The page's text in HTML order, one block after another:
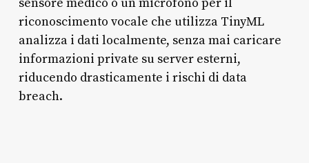
riconoscimento vocale che utilizza TinyML
analizza i dati localmente, senza mai caricare
informazioni private su server esterni,
riducendo drasticamente i rischi di data
breach.